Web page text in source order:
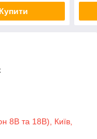
Купити
8В та 18В), Київ,